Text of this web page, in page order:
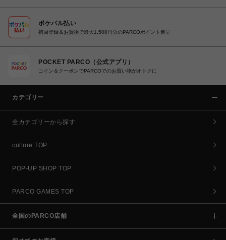
ポケパル払い
初回登録＆お買物で最大1,500円分のPARCOポイント進呈
POCKET PARCO（公式アプリ）
コイン＆クーポンでPARCOでのお買い物がオトクに
カテゴリー
全カテゴリーから探す
culture TOP
POP-UP SHOP TOP
PARCO GAMES TOP
全国のPARCO店舗